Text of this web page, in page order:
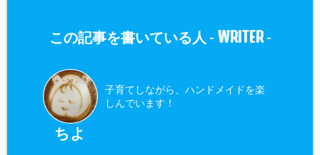
この記事を書いている人 - WRITER-
ちよ
子育てしながら、ハンドメイドを楽
しんでいます！